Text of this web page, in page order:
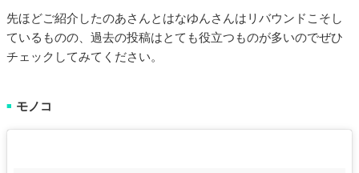
先ほどご紹介したのあさんとはなゆんさんはリバウンドこそし
ているものの、過去の投稿はとても役立つものが多いのでぜひ
チェックしてみてください。
■ モノコ